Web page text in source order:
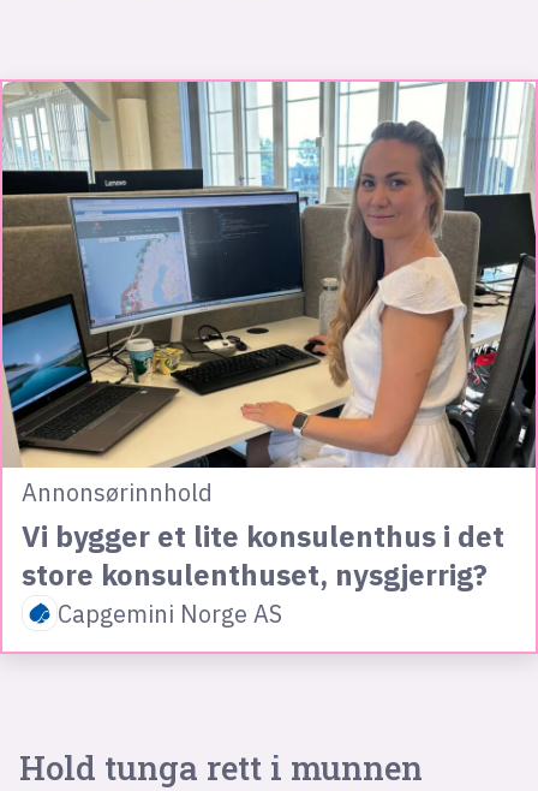
Annonsørinnhold
Vi bygger et lite konsulenthus i det
store konsulenthuset, nysgjerrig?
Capgemini Norge AS
Hold tunga rett i munnen